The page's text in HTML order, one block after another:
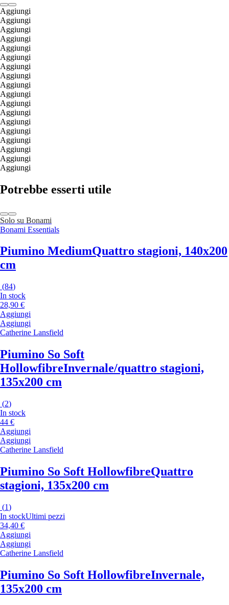
Aggiungi
Aggiungi
Aggiungi
Aggiungi
Aggiungi
Aggiungi
Aggiungi
Aggiungi
Aggiungi
Aggiungi
Aggiungi
Aggiungi
Aggiungi
Aggiungi
Aggiungi
Aggiungi
Aggiungi
Aggiungi
Potrebbe esserti utile
Solo su Bonami
Bonami Essentials
Piumino MediumQuattro stagioni, 140x200
cm
(84)
In stock
28,90 €
Aggiungi
Aggiungi
Catherine Lansfield
Piumino So Soft
HollowfibreInvernale/quattro stagioni,
135x200 cm
(2)
In stock
44 €
Aggiungi
Aggiungi
Catherine Lansfield
Piumino So Soft HollowfibreQuattro
stagioni, 135x200 cm
(1)
In stockUltimi pezzi
34,40 €
Aggiungi
Aggiungi
Catherine Lansfield
Piumino So Soft HollowfibreInvernale,
135x200 cm